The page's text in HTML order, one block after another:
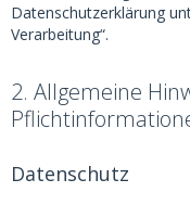
Datenschutzerklärung
Verarbeitung“.
2. Allgemeine
Datenschutz